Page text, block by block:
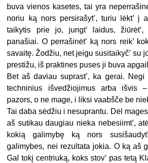
buva vienos kasetes, tai yra
noriu ką nors persirašyt’, turiu lėkt’ į
taikytis prie jo, jungt’ laidus,
panašiai. O perrašinėt’ ką nors reik’
savaitę. Žodžiu, net jeigu susitaikyč’ su
prestižu, iš praktines puses ji buva
Bet aš daviau suprast’, ka gerai.
techninius išvedžiojimus arba išvis
pazors, o ne mage, i liksi vaabšče be
Tai daba sėdžiu i nesuprantu. Dėl
aš sutikau daugiau nieka nebesiimt’,
kokią galimybę ką nors
galimybes, nei rezultata jokia. O ką aš
Gal tokį centriuką, koks stov’ pas tetą